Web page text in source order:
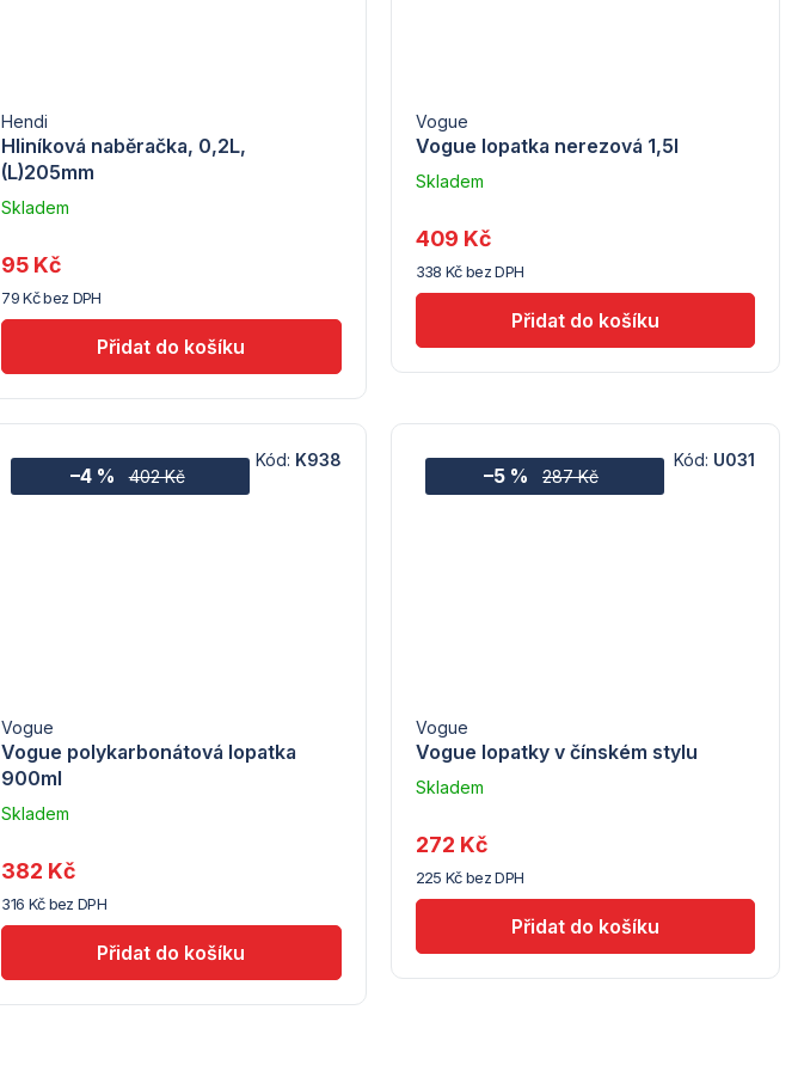
Hliníková naběračka, 0,2L,
(L)205mm
Hendi
Skladem
dodavatele
(7) -
Hendi
79 Kč bez DPH
95 Kč
Vogue lopatka nerezová 1,5l
Vogue
Skladem
Troubsko
338 Kč bez DPH
409 Kč
402 Kč
–4 %
Vogue polykarbonátová lopatka
900ml
Vogue
Skladem
dodavatele
(10)
316 Kč bez DPH
382 Kč
Kód: K938
287 Kč
–5 %
Vogue lopatky v čínském stylu
Vogue
Skladem
dodavatele
(10)
225 Kč bez DPH
272 Kč
Kód: U031